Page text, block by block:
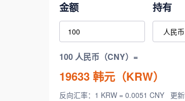
金额 持有
100 人民币（CNY）=
19633韩元（KRW）
反向汇率：1 KRW = 0.0051 CNY 更